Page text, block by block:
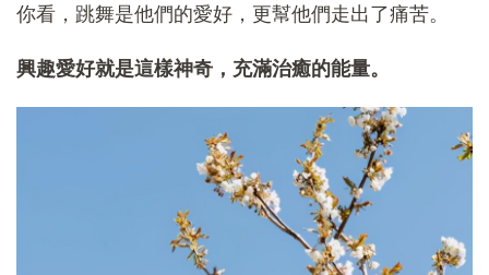
你看，跳舞是他們的愛好，更幫他們走出了痛苦。
興趣愛好就是這樣神奇，充滿治癒的能量。